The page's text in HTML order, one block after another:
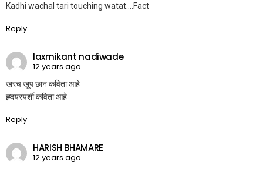
Kadhi wachal tari touching watat….Fact
Reply
laxmikant nadiwade
12 years ago
खरच खूप छान कविता आहे
ह्र्दयस्पर्शी कविता आहे
Reply
HARISH BHAMARE
12 years ago